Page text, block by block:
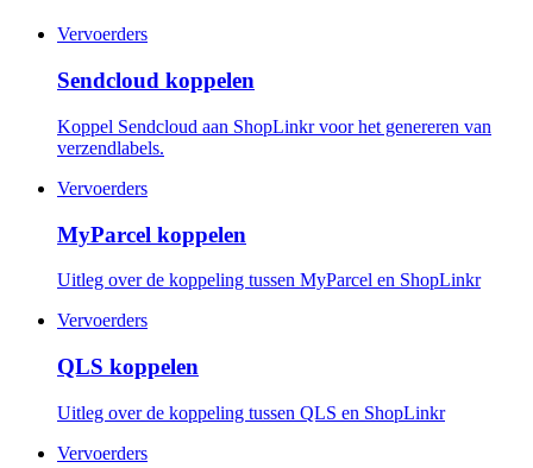
Vervoerders
Sendcloud koppelen
Koppel Sendcloud aan ShopLinkr voor het genereren van
verzendlabels.
Vervoerders
MyParcel koppelen
Uitleg over de koppeling tussen MyParcel en ShopLinkr
Vervoerders
QLS koppelen
Uitleg over de koppeling tussen QLS en ShopLinkr
Vervoerders